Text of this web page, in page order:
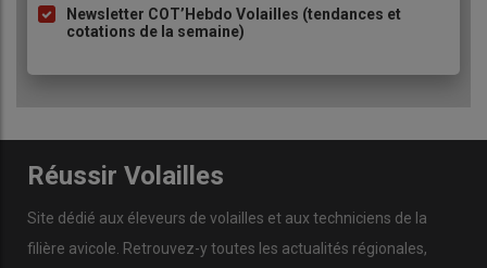
Newsletter COT’Hebdo Volailles (tendances et
cotations de la semaine)
Réussir Volailles
Site dédié aux éleveurs de volailles et aux techniciens de la
filière avicole. Retrouvez-y toutes les actualités régionales,